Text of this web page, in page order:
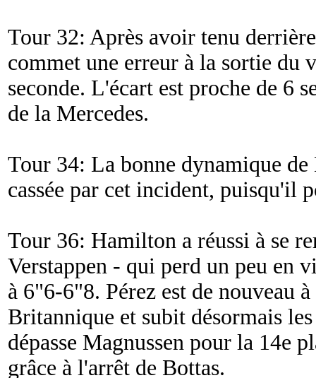
Tour 32: Après avoir tenu
commet une erreur à la sortie du
seconde. L'écart est proche de 6
de la Mercedes.
Tour 34: La bonne dynamique
cassée par cet incident, puisqu'il
Tour 36: Hamilton a réussi à se
Verstappen - qui perd un peu en
à 6"6-6"8. Pérez est de nouveau
Britannique et subit désormais
dépasse Magnussen pour la 14e
grâce à l'arrêt de Bottas.